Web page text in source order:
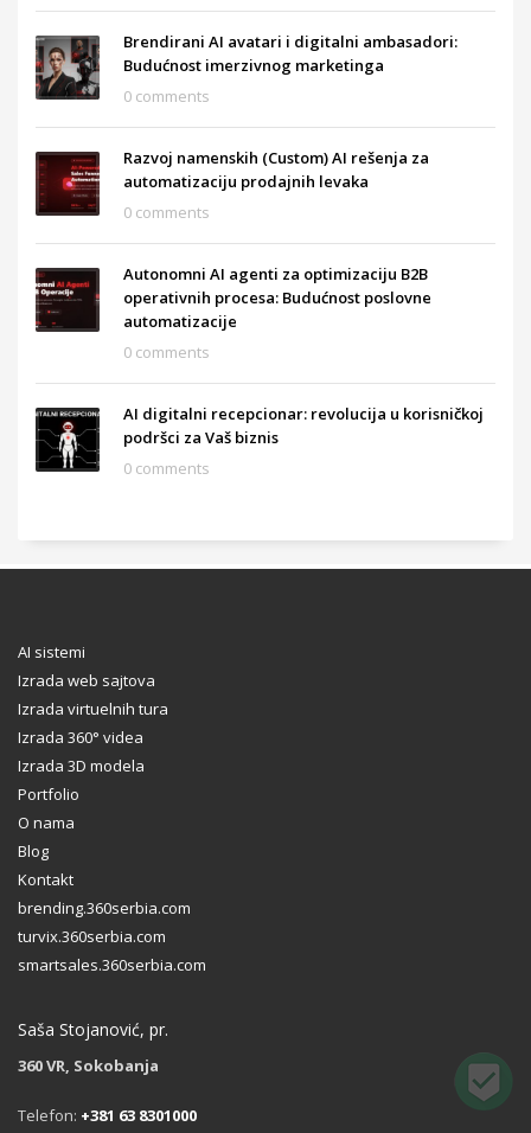
Brendirani AI avatari i digitalni ambasadori:
Budućnost imerzivnog marketinga
0 comments
Razvoj namenskih (Custom) AI rešenja za
automatizaciju prodajnih levaka
0 comments
Autonomni AI agenti za optimizaciju B2B
operativnih procesa: Budućnost poslovne
automatizacije
0 comments
AI digitalni recepcionar: revolucija u korisničkoj
podršci za Vaš biznis
0 comments
AI sistemi
Izrada web sajtova
Izrada virtuelnih tura
Izrada 360° videa
Izrada 3D modela
Portfolio
O nama
Blog
Kontakt
brending.360serbia.com
turvix.360serbia.com
smartsales.360serbia.com
Saša Stojanović, pr.
360 VR, Sokobanja
Telefon: +381 63 8301000